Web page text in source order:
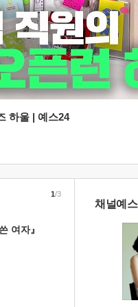
하울 | 예스24
여자』
1/3
채널예스